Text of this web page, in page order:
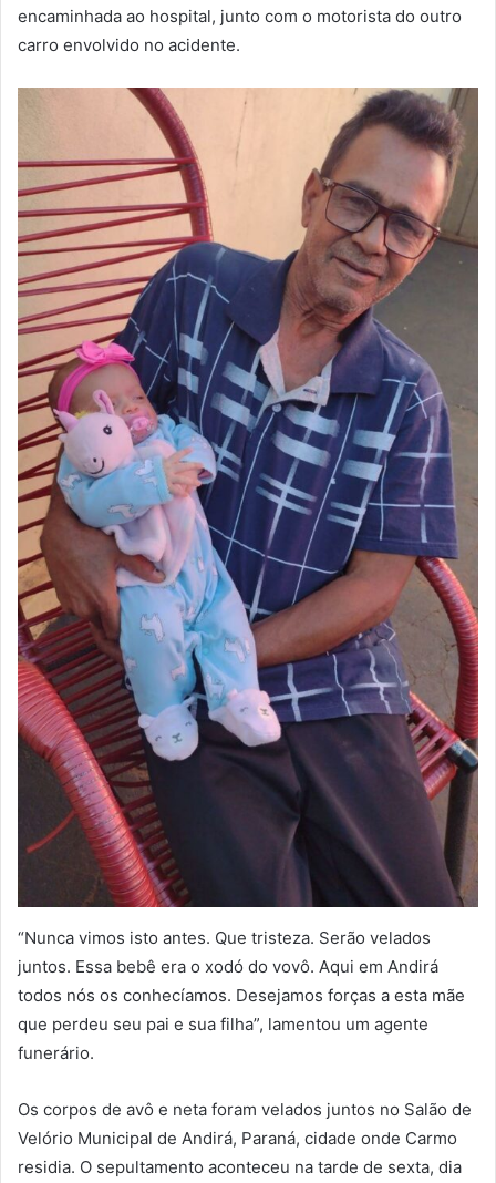
encaminhada ao hospital, junto com o motorista do outro
carro envolvido no acidente.
“Nunca vimos isto antes. Que tristeza. Serão velados
juntos. Essa bebê era o xodó do vovô. Aqui em Andirá
todos nós os conhecíamos. Desejamos forças a esta mãe
que perdeu seu pai e sua filha”, lamentou um agente
funerário.
Os corpos de avô e neta foram velados juntos no Salão de
Velório Municipal de Andirá, Paraná, cidade onde Carmo
residia. O sepultamento aconteceu na tarde de sexta, dia